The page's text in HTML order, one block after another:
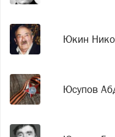
Юкин
Юсупов